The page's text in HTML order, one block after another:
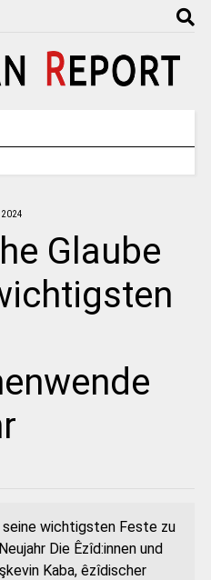
Glaube
seine wichtigsten Feste zu
Die Êzîd:innen und
Kaba, êzîdischer